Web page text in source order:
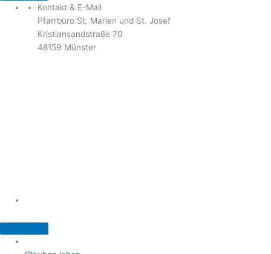
Kontakt & E-Mail
Pfarrbüro St. Marien und St. Josef
Kristiansandstraße 70
48159 Münster